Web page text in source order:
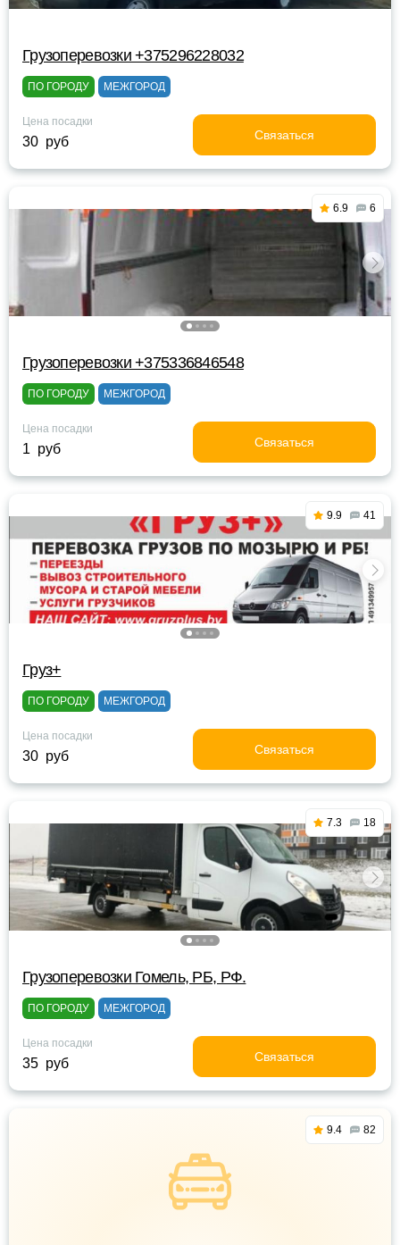
Грузоперевозки +375296228032
ПО ГОРОДУ МЕЖГОРОД
Цена посадки
30 руб Связаться
6.9 6
Грузоперевозки +375336846548
ПО ГОРОДУ МЕЖГОРОД
Цена посадки
1 руб Связаться
9.9 41
Груз+
ПО ГОРОДУ МЕЖГОРОД
Цена посадки
30 руб Связаться
7.3 18
Грузоперевозки Гомель, РБ, РФ.
ПО ГОРОДУ МЕЖГОРОД
Цена посадки
35 руб Связаться
9.4 82